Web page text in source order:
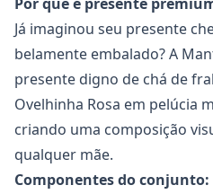
Já imaginou seu presente
belamente embalado? A
presente digno de chá de
Ovelhinha Rosa em pelúcia
criando uma composição
qualquer mãe.
Componentes do conjunto: